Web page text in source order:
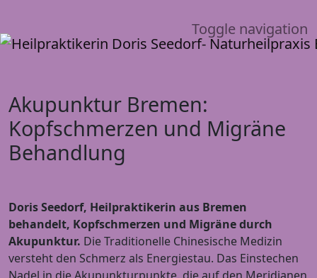
Toggle navigation
Akupunktur Bremen:
Kopfschmerzen und Migräne
Behandlung
Doris Seedorf, Heilpraktikerin aus Bremen
behandelt, Kopfschmerzen und Migräne durch
Akupunktur. Die Traditionelle Chinesische Medizin
versteht den Schmerz als Energiestau. Das Einstechen